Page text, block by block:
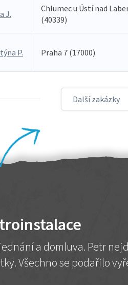
J.
Chlumec u Ústí nad
(40339)
P. Praha 7 (17000)
Další zakázky
a domluva. Petr
Všechno se podařilo